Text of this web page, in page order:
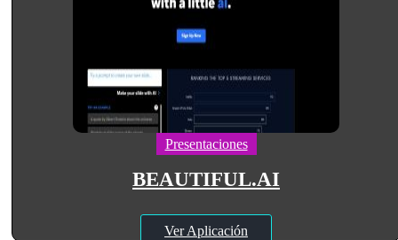
Presentaciones
BEAUTIFUL.AI
Ver Aplicación